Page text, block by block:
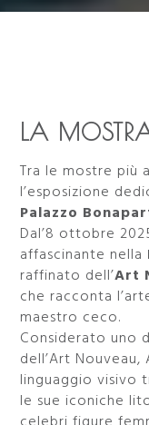
LA
Tra le mostre più
l’esposizione
Palazzo
Dal’8 ottobre
affascinante nella
raffinato dell’Art
che racconta
maestro ceco.
Considerato uno
dell’Art
linguaggio visivo
le sue iconiche